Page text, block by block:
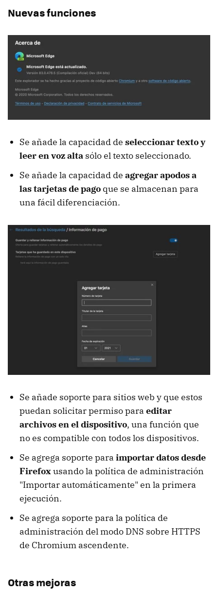
Nuevas funciones
Se añade la capacidad de seleccionar texto y
leer en voz alta sólo el texto seleccionado.
Se añade la capacidad de agregar apodos a
las tarjetas de pago que se almacenan para
una fácil diferenciación.
Se añade soporte para sitios web y que estos
puedan solicitar permiso para editar
archivos en el dispositivo, una función que
no es compatible con todos los dispositivos.
Se agrega soporte para importar datos desde
Firefoxusando la política de administración
"Importar automáticamente" en la primera
ejecución.
Se agrega soporte para la política de
administración del modo DNS sobre HTTPS
de Chromium ascendente.
Otras mejoras